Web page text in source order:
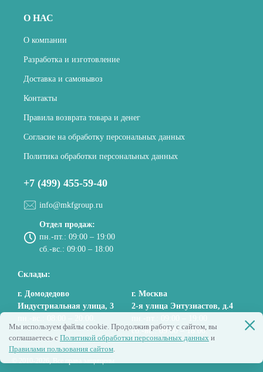
О НАС
О компании
Разработка и изготовление
Доставка и самовывоз
Контакты
Правила возврата товара и денег
Согласие на обработку персональных данных
Политика обработки персональных данных
+7 (499) 455-59-40
info@mkfgroup.ru
Отдел продаж:
пн.-пт.: 09:00 – 19:00
сб.-вс.: 09:00 – 18:00
Склады:
г. Домодедово
Индустриальная улица, 3
г. Москва
2-я улица Энтузиастов, д.4
сб.-вс.: 09:00 – 18:00.
Мы используем файлы cookie. Продолжив работу с сайтом, вы
соглашаетесь с Политикой обработки персональных данных и
Правилами пользования сайтом.